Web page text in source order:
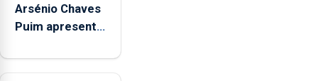
Arsénio Chaves
Puim apresenta
Biblioteca de